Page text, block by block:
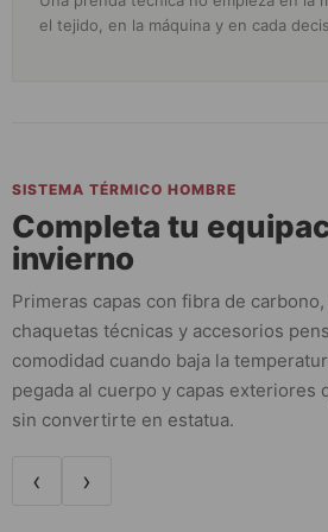
el tejido, en la máquina y en cada
SISTEMA TÉRMICO HOMBRE
Completa tu
invierno
Primeras capas con fibra de
chaquetas técnicas y accesorios
comodidad cuando baja la
pegada al cuerpo y capas exteriores
sin convertirte en estatua.
‹ ›